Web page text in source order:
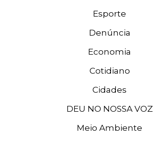
Esporte
Denúncia
Economia
Cotidiano
Cidades
DEU NO NOSSA VOZ
Meio Ambiente